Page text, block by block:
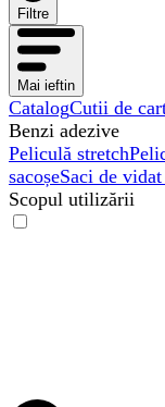
Filtre
Mai ieftin
CatalogCutii de
Benzi adezive
Peliculă stretch
sacoșeSaci de
Scopul utilizării